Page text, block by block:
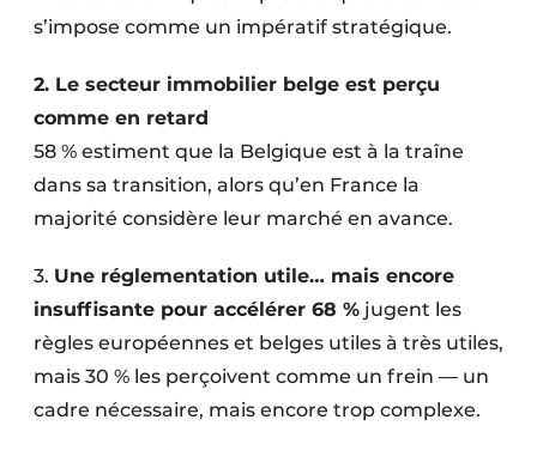
s’impose comme un impératif stratégique.
2. Le secteur immobilier belge est perçu
comme en retard
58 % estiment que la Belgique est à la traîne
dans sa transition, alors qu’en France la
majorité considère leur marché en avance.
3. Une réglementation utile… mais encore
insuffisante pour accélérer 68 % jugent les
règles européennes et belges utiles à très utiles,
mais 30 % les perçoivent comme un frein — un
cadre nécessaire, mais encore trop complexe.